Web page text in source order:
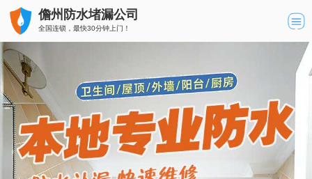
儋州防水堵漏公司
全国连锁，最快30分钟上门！